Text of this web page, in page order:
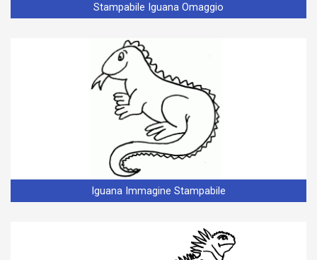
Stampabile Iguana Omaggio
Iguana Immagine Stampabile